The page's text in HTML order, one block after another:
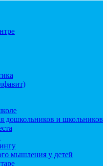
дошкольников и школьников
мышления у детей